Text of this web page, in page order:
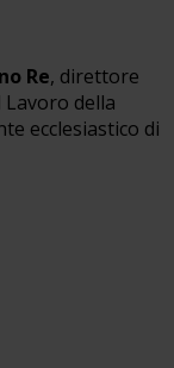
Re, direttore
Lavoro della
ecclesiastico di